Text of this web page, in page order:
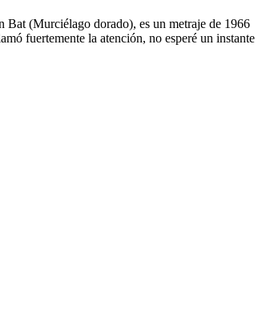
Bat (Murciélago dorado), es un metraje de 1966
fuertemente la atención, no esperé un instante